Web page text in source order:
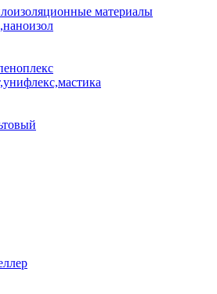
материалы